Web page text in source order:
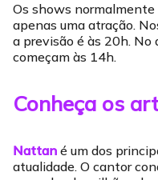
Os shows
apenas uma atração.
a previsão é às 20h. No
começam às 14h.
Conheça os
Nattan é um dos
atualidade. O cantor